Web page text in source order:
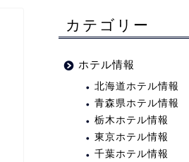
カテゴリー
ホテル情報
北海道ホテル情報
青森県ホテル情報
栃木ホテル情報
東京ホテル情報
千葉ホテル情報